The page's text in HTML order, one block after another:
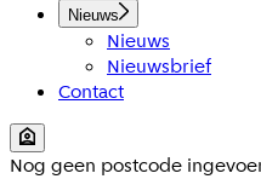
Nieuws
Nieuws
Nieuwsbrief
Contact
Nog geen postcode